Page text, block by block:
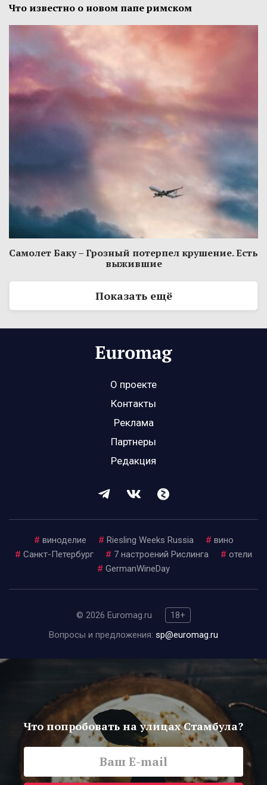
Что известно о новом папе римском
Самолет Баку – Грозный потерпел крушение. Есть
выжившие
Показать ещё
О проекте
Контакты
Реклама
Партнеры
Редакция
# виноделие # Riesling Weeks Russia # вино
# Санкт-Петербург # 7 настроений Рислинга # отели
# GermanWineDay
© 2026 Euromag.ru
18+
Вопросы и предложения: sp@euromag.ru
Что попробовать на улицах Стамбула?